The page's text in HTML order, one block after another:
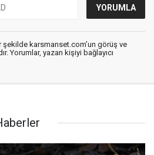
şekilde karsmanset.com’un görüş ve
Yorumlar, yazan kişiyi bağlayıcı